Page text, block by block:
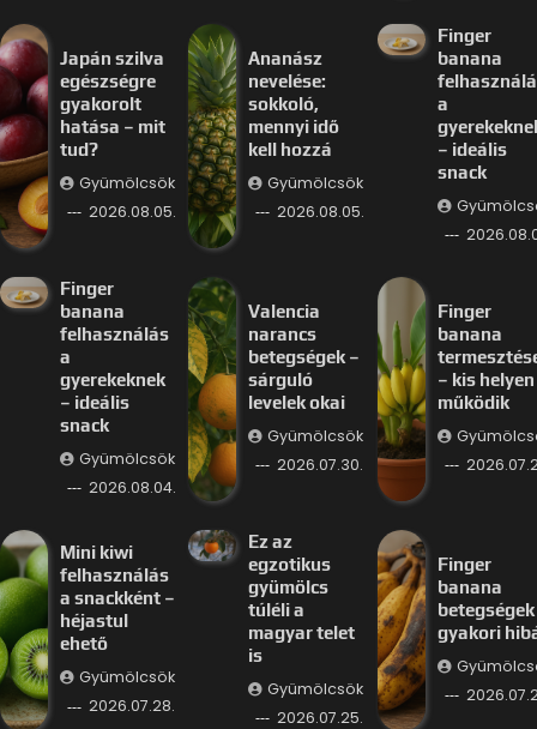
Japán szilva
egészségre
gyakorolt
hatása – mit
tud?
Gyümölcsök
2026.08.05.
Ananász
nevelése:
sokkoló,
mennyi idő
kell hozzá
Gyümölcsök
2026.08.05.
Finger
banana
a
– ideális
snack
Finger
banana
felhasználás
a
gyerekeknek
– ideális
snack
Gyümölcsök
2026.08.04.
Valencia
narancs
betegségek –
sárguló
levelek okai
Gyümölcsök
2026.07.30.
Finger
banana
– kis
működik
Mini kiwi
felhasználás
a snackként –
héjastul
ehető
Gyümölcsök
2026.07.28.
Ez az
egzotikus
gyümölcs
túléli a
magyar telet
is
Gyümölcsök
2026.07.25.
Finger
banana
betegségek
gyakori